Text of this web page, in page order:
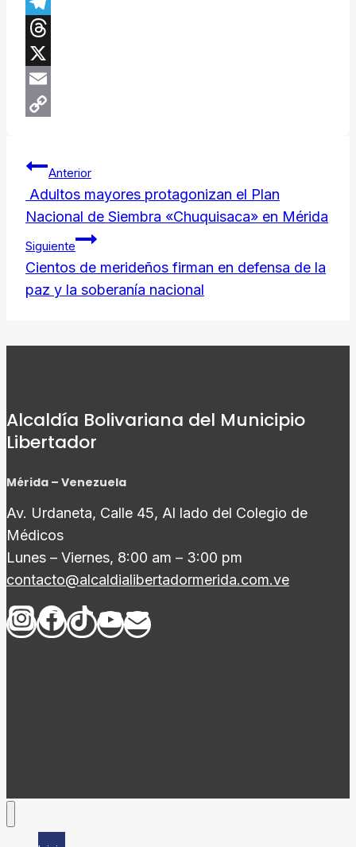
Telegram
Threads
X
Email
Navegación
de
entradas
Anterior
Adultos mayores protagonizan el Plan
Nacional de Siembra «Chuquisaca» en Mérida
Siguiente
Cientos de merideños firman en defensa de la
paz y la soberanía nacional
Alcaldía Bolivariana del Municipio
Libertador
Mérida – Venezuela
Av. Urdaneta, Calle 45, Al lado del Colegio de
Médicos
Lunes – Viernes, 8:00 am – 3:00 pm
contacto@alcaldialibertadormerida.com.ve